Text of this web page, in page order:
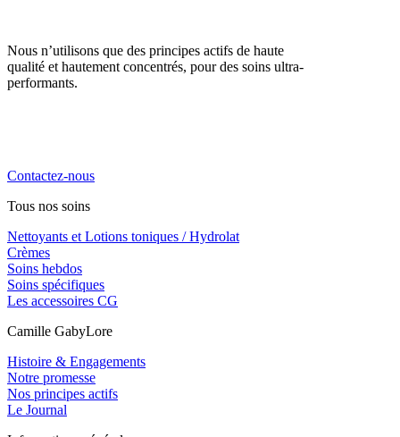
Nous n’utilisons que des principes actifs de haute
qualité et hautement concentrés, pour des soins ultra-
performants.
Contactez-nous
Tous nos soins
Nettoyants et Lotions toniques / Hydrolat
Crèmes
Soins hebdos
Soins spécifiques
Les accessoires CG
Camille GabyLore
Histoire & Engagements
Notre promesse
Nos principes actifs
Le Journal